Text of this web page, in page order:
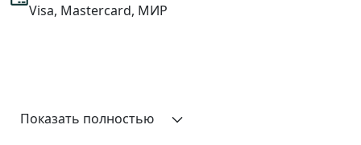
Visa, Mastercard, МИР
Показать полностью